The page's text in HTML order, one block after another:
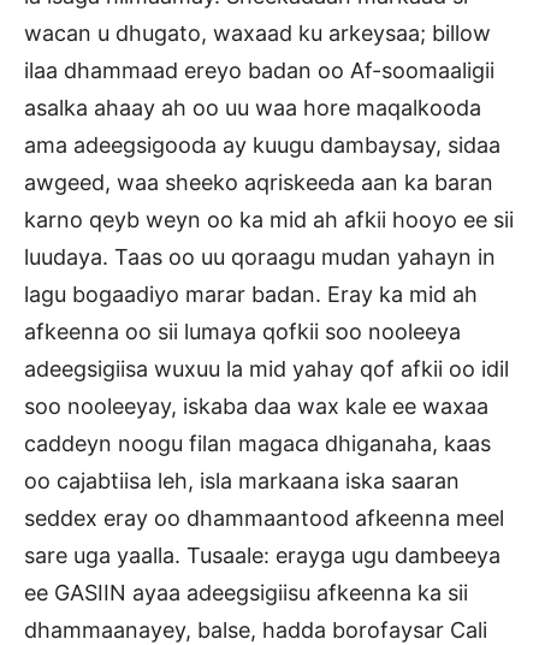
wacan u dhugato, waxaad ku arkeysaa; billow
ilaa dhammaad ereyo badan oo Af-soomaaligii
asalka ahaay ah oo uu waa hore maqalkooda
ama adeegsigooda ay kuugu dambaysay, sidaa
awgeed, waa sheeko aqriskeeda aan ka baran
karno qeyb weyn oo ka mid ah afkii hooyo ee sii
luudaya. Taas oo uu qoraagu mudan yahayn in
lagu bogaadiyo marar badan. Eray ka mid ah
afkeenna oo sii lumaya qofkii soo nooleeya
adeegsigiisa wuxuu la mid yahay qof afkii oo idil
soo nooleeyay, iskaba daa wax kale ee waxaa
caddeyn noogu filan magaca dhiganaha, kaas
oo cajabtiisa leh, isla markaana iska saaran
seddex eray oo dhammaantood afkeenna meel
sare uga yaalla. Tusaale: erayga ugu dambeeya
ee GASIIN ayaa adeegsigiisu afkeenna ka sii
dhammaanayey, balse, hadda borofaysar Cali